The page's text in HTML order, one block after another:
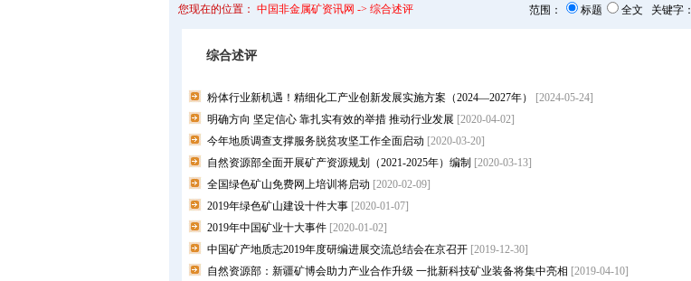
您现在的位置： 中国非金属矿资讯网 -> 综合述评 范围： 标题 全文 关键字：
综合述评
粉体行业新机遇！精细化工产业创新发展实施方案（2024—2027年）
[2024-05-24]
明确方向 坚定信心 靠扎实有效的举措 推动行业发展 [2020-04-02]
今年地质调查支撑服务脱贫攻坚工作全面启动 [2020-03-20]
自然资源部全面开展矿产资源规划（2021-2025年）编制 [2020-03-13]
全国绿色矿山免费网上培训将启动 [2020-02-09]
2019年绿色矿山建设十件大事 [2020-01-07]
2019年中国矿业十大事件 [2020-01-02]
中国矿产地质志2019年度研编进展交流总结会在京召开 [2019-12-30]
自然资源部：新疆矿博会助力产业合作升级 一批新科技矿业装备将集中亮相 [2019-04-10]